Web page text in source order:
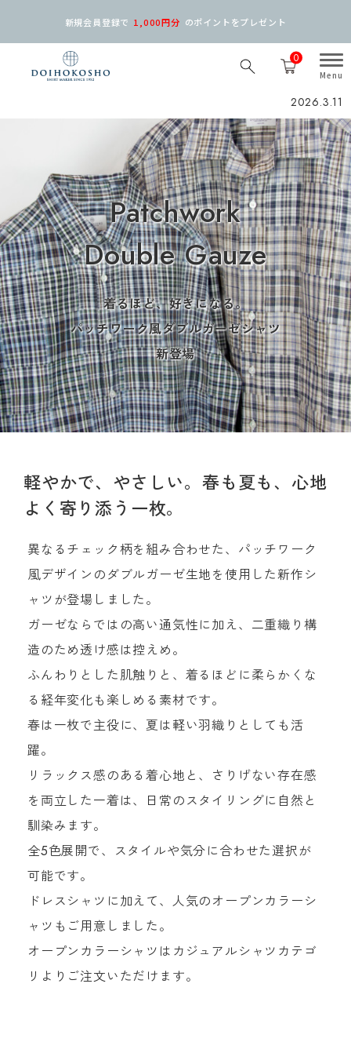
0
新規会員登録で 1,000円分 のポイントをプレゼント
2026.3.11
Patchwork
Double Gauze
着るほど、好きになる。
パッチワーク風ダブルガーゼシャツ
新登場
軽やかで、やさしい。春も夏も、心地
よく寄り添う一枚。
異なるチェック柄を組み合わせた、パッチワーク
風デザインのダブルガーゼ生地を使用した新作シ
ャツが登場しました。
ガーゼならではの高い通気性に加え、二重織り構
造のため透け感は控えめ。
ふんわりとした肌触りと、着るほどに柔らかくな
る経年変化も楽しめる素材です。
春は一枚で主役に、夏は軽い羽織りとしても活
躍。
リラックス感のある着心地と、さりげない存在感
を両立した一着は、日常のスタイリングに自然と
馴染みます。
全5色展開で、スタイルや気分に合わせた選択が
可能です。
ドレスシャツに加えて、人気のオープンカラーシ
ャツもご用意しました。
オープンカラーシャツはカジュアルシャツカテゴ
リよりご注文いただけます。